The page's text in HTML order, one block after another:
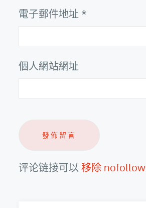
電子郵件地址 *
個人網站網址
评论链接可以移除 nofollow.